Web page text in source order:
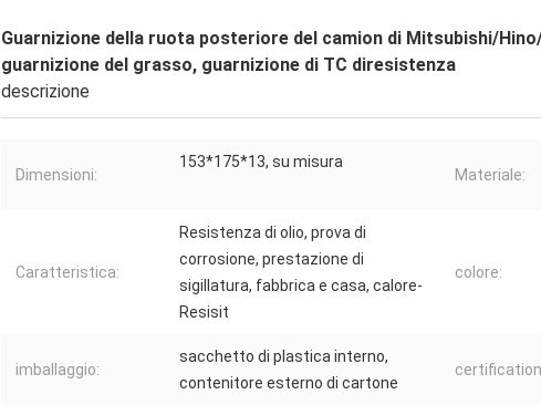
Guarnizione della ruota posteriore del camion di Mitsubishi/
guarnizione del grasso, guarnizione di TC diresistenza
descrizione
Dimensioni:
153*175*13, su misura
Materiale:
Caratteristica:
Resistenza di olio, prova di
corrosione, prestazione di
sigillatura, fabbrica e casa, calore-
Resisit
colore:
imballaggio:
sacchetto di plastica interno,
contenitore esterno di cartone